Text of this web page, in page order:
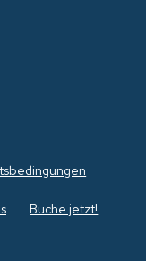
Buche jetzt!